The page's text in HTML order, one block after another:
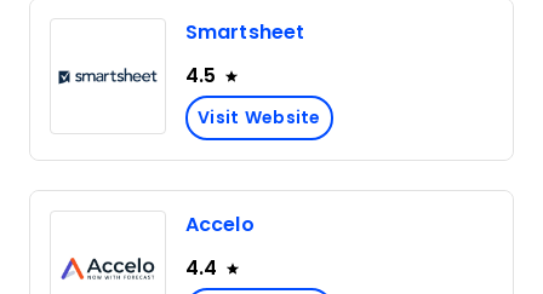
Smartsheet
4.5
Visit Website
Accelo
4.4